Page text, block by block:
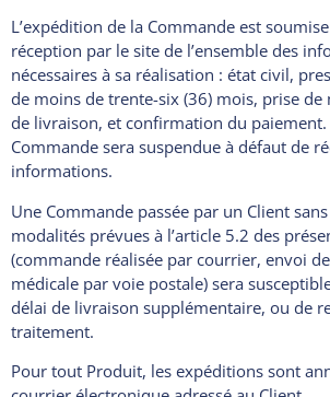
L’expédition de la Commande est
réception par le site de l’ensemble des
nécessaires à sa réalisation : état civil,
de moins de trente-six (36) mois, prise de
de livraison, et confirmation du paiement.
Commande sera suspendue à défaut de
informations.
Une Commande passée par un Client
modalités prévues à l’article 5.2 des
(commande réalisée par courrier, envoi
médicale par voie postale) sera
délai de livraison supplémentaire, ou de
traitement.
Pour tout Produit, les expéditions sont